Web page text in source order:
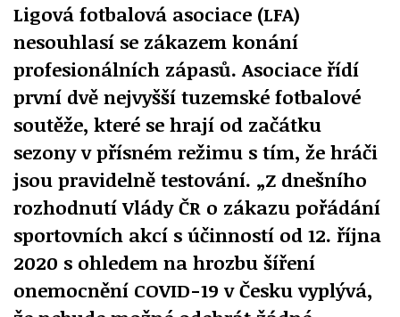
Ligová fotbalová asociace (LFA)
nesouhlasí se zákazem konání
profesionálních zápasů. Asociace řídí
první dvě nejvyšší tuzemské fotbalové
soutěže, které se hrají od začátku
sezony v přísném režimu s tím, že hráči
jsou pravidelně testování. „Z dnešního
rozhodnutí Vlády ČR o zákazu pořádání
sportovních akcí s účinností od 12. října
2020 s ohledem na hrozbu šíření
onemocnění COVID-19 v Česku vyplývá,